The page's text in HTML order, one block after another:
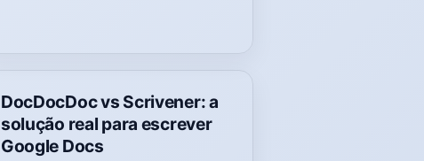
DocDocDoc vs Scrivener: a
solução real para escrever
Google Docs